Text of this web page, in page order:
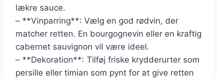
lækre sauce.
– **Vinparring**: Vælg en god rødvin, der
matcher retten. En bourgognevin eller en kraftig
cabernet sauvignon vil være ideel.
– **Dekoration**: Tilføj friske krydderurter som
persille eller timian som pynt for at give retten